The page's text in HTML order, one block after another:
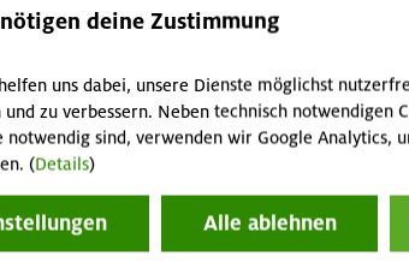
für 2- bis 4-stündige Aufstiege mit 450 bis 800
Bis 5 Std. Gesamtgehzeit.
deine Zustimmung
uns dabei, unsere Dienste möglichst
und zu verbessern. Neben technisch notwendigen
notwendig sind, verwenden wir Google Analytics,
(Details)
Alle ablehnen